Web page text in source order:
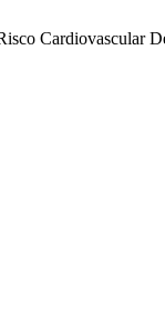
Cardiovascular